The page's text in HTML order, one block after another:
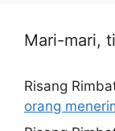
Mari-mari,
Risang
orang